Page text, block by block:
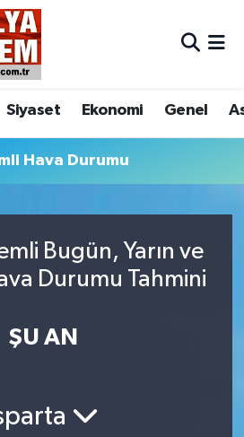
Siyaset Ekonomi Genel
Hava Durumu
Bugün, Yarın ve
Durumu Tahmini
ŞU AN
Eczaneler
Vakitleri
ve Fikstür